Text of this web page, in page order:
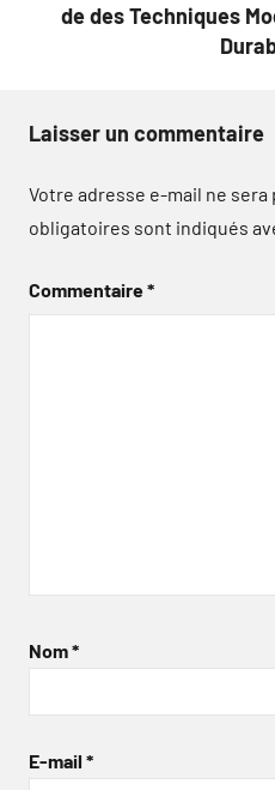
de des Techniques
Laisser un commentaire
Votre adresse e-mail ne sera
obligatoires sont indiqués
Commentaire*
Nom*
E-mail *